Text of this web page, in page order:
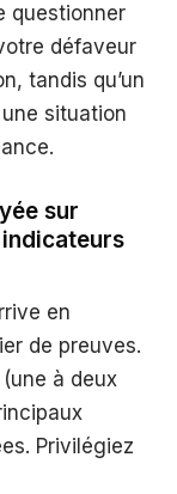
questionner
défaveur
tandis qu’un
situation
sur
en
de preuves.
à deux
Privilégiez